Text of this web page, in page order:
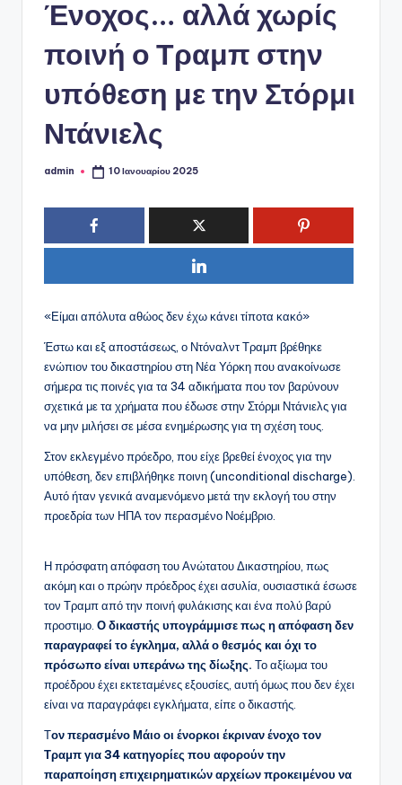
o
Ένοχος… αλλά χωρίς
ποινή ο Τραμπ στην
υπόθεση με την Στόρμι
Ντάνιελς
Συγγραφέας:
admin 10 Ιανουαρίου 2025
«Είμαι απόλυτα αθώος δεν έχω κάνει τίποτα κακό»
Έστω και εξ αποστάσεως, ο Ντόναλντ Τραμπ βρέθηκε
ενώπιον του δικαστηρίου στη Νέα Υόρκη που ανακοίνωσε
σήμερα τις ποινές για τα 34 αδικήματα που τον βαρύνουν
σχετικά με τα χρήματα που έδωσε στην Στόρμι Ντάνιελς για
να μην μιλήσει σε μέσα ενημέρωσης για τη σχέση τους.
Στον εκλεγμένο πρόεδρο, που είχε βρεθεί ένοχος για την
υπόθεση, δεν επιβλήθηκε ποινη (unconditional discharge).
Αυτό ήταν γενικά αναμενόμενο μετά την εκλογή του στην
προεδρία των ΗΠΑ τον περασμένο Νοέμβριο.
Η πρόσφατη απόφαση του Ανώτατου Δικαστηρίου, πως
ακόμη και ο πρώην πρόεδρος έχει ασυλία, ουσιαστικά έσωσε
τον Τραμπ από την ποινή φυλάκισης και ένα πολύ βαρύ
προστιμο. Ο δικαστής υπογράμμισε πως η απόφαση δεν
παραγραφεί το έγκλημα, αλλά ο θεσμός και όχι το
πρόσωπο είναι υπεράνω της δίωξης. Το αξίωμα του
προέδρου έχει εκτεταμένες εξουσίες, αυτή όμως που δεν έχει
είναι να παραγράφει εγκλήματα, είπε ο δικαστής.
Τον περασμένο Μάιο οι ένορκοι έκριναν ένοχο τον
Τραμπ για 34 κατηγορίες που αφορούν την
παραποίηση επιχειρηματικών αρχείων προκειμένου να